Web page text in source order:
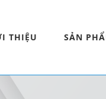
THIỆU SẢN